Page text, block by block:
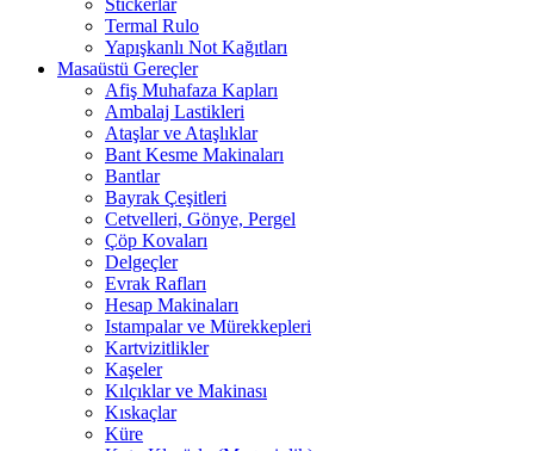
Stickerlar
Termal Rulo
Yapışkanlı Not Kağıtları
Masaüstü Gereçler
Afiş Muhafaza Kapları
Ambalaj Lastikleri
Ataşlar ve Ataşlıklar
Bant Kesme Makinaları
Bantlar
Bayrak Çeşitleri
Cetvelleri, Gönye, Pergel
Çöp Kovaları
Delgeçler
Evrak Rafları
Hesap Makinaları
Istampalar ve Mürekkepleri
Kartvizitlikler
Kaşeler
Kılçıklar ve Makinası
Kıskaçlar
Küre